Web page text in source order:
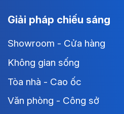
Giải pháp chiếu sáng
Showroom - Cửa hàng
Không gian sống
Tòa nhà - Cao ốc
Văn phòng - Công sở